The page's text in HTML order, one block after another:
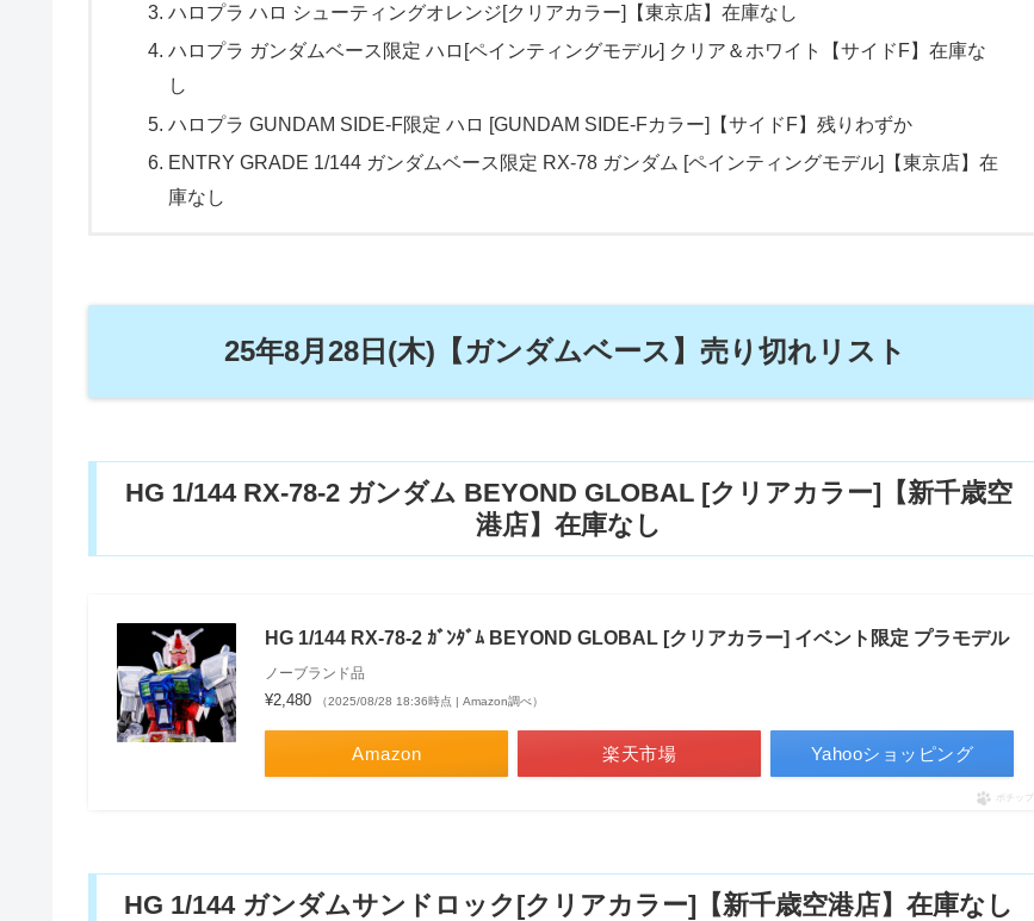
ハロプラ ハロ シューティングオレンジ[クリアカラー]【東京店】在庫なし
ハロプラ ガンダムベース限定 ハロ[ペインティングモデル] クリア＆ホワイト【サイドF】在庫な
し
ハロプラ GUNDAM SIDE-F限定 ハロ [GUNDAM SIDE-Fカラー]【サイドF】残りわずか
ENTRY GRADE 1/144 ガンダムベース限定 RX-78 ガンダム [ペインティングモデル]【東京店】在
庫なし
25年8月28日(木)【ガンダムベース】売り切れリスト
HG 1/144 RX-78-2 ガンダム BEYOND GLOBAL [クリアカラー]【新千歳空
港店】在庫なし
HG 1/144 RX-78-2 ｶﾞﾝﾀﾞﾑ BEYOND GLOBAL [クリアカラー] イベント限定 プラモデル
ノーブランド品
¥2,480 （2025/08/28 18:36時点 | Amazon調べ）
Amazon 楽天市場 Yahooショッピング
ポチップ
HG 1/144 ガンダムサンドロック[クリアカラー]【新千歳空港店】在庫なし